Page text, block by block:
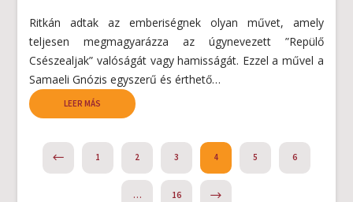
Ritkán adtak az emberiségnek olyan művet, amely
teljesen megmagyarázza az úgynevezett ”Repülő
Csészealjak” valóságát vagy hamisságát. Ezzel a művel a
Samaeli Gnózis egyszerű és érthető…
LEER MÁS
PREVIOUS1 2 3 4 5 6
… 16